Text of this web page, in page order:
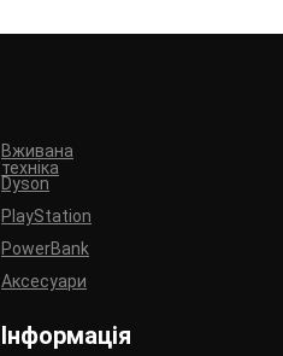
Вживана
техніка
Dyson
PlayStation
PowerBank
Аксесуари
Інформація